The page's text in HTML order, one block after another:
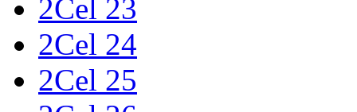
2Cel 23
2Cel 24
2Cel 25